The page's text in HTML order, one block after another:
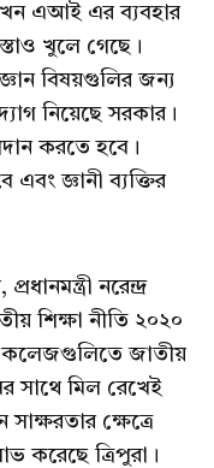
এআই এর ব্যবহার
খুলে গেছে।
বিষয়গুলির জন্য
নিয়েছে সরকার।
করতে হবে।
এবং জ্ঞানী ব্যক্তির
নরেন্দ্র
শিক্ষা নীতি ২০২০
কলেজগুলিতে জাতীয়
সাথে মিল রেখেই
ক্ষেত্রে
করেছে ত্রিপুরা।